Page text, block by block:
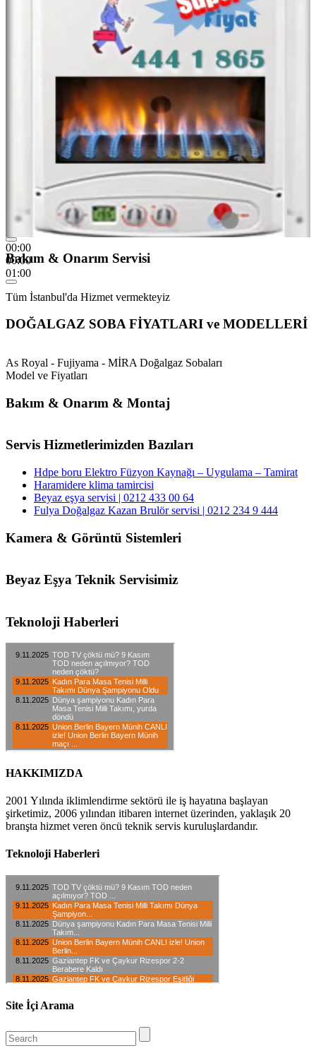
00:00
00:00
01:00
Bakım & Onarım Servisi
Tüm İstanbul'da Hizmet vermekteyiz
DOĞALGAZ SOBA FİYATLARI ve MODELLERİ
As Royal - Fujiyama - MİRA Doğalgaz Sobaları
Model ve Fiyatları
Bakım & Onarım & Montaj
Servis Hizmetlerimizden Bazıları
Hdpe boru Elektro Füzyon Kaynağı – Uygulama – Tamirat
Haramidere klima tamircisi
Beyaz eşya servisi | 0212 433 00 64
Fulya Doğalgaz Kazan Brulör servisi | 0212 234 9 444
Kamera & Görüntü Sistemleri
Beyaz Eşya Teknik Servisimiz
Teknoloji Haberleri
HAKKIMIZDA
2001 Yılında iklimlendirme sektörü ile iş hayatına başlayan
şirketimiz, 2006 yılından itibaren internet üzerinden, yaklaşık 20
branşta hizmet veren öncü teknik servis kuruluşlardandır.
Teknoloji Haberleri
Site İçi Arama